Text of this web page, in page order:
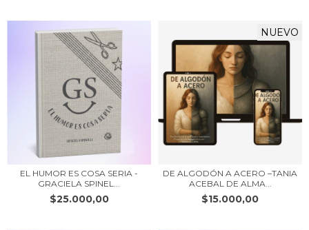
EL HUMOR ES COSA SERIA -
GRACIELA SPINEL...
$25.000,00
NUEVO
DE ALGODÓN A ACERO –TANIA
ACEBAL DE ALMA...
$15.000,00